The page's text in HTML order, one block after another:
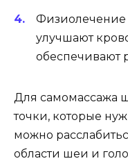
Физиолечение
улучшают
обеспечивают
Для самомассажа
точки, которые
можно
области шеи и